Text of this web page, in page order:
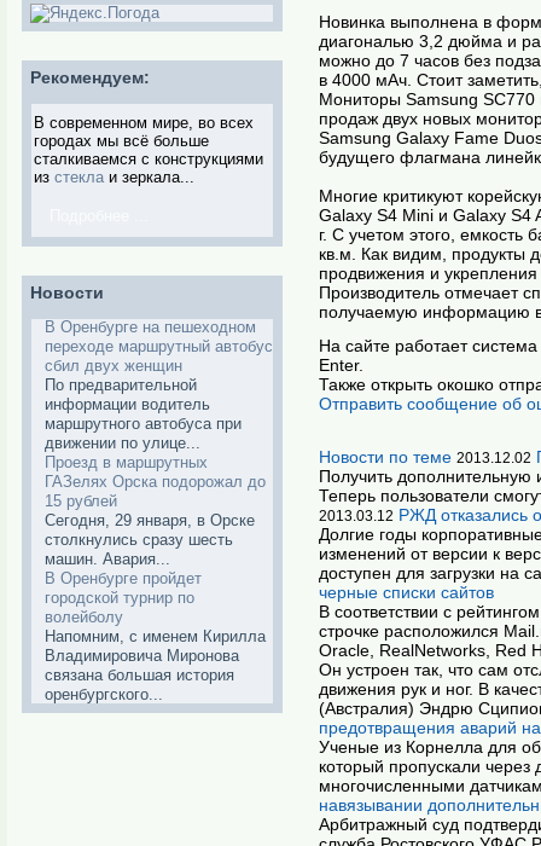
Рекомендуем:
В современном мире, во всех
городах мы всё больше
сталкиваемся с конструкциями
из стекла и зеркала...
Новости
В Оренбурге на пешеходном
переходе маршрутный автобус
сбил двух женщин
По предварительной
информации водитель
маршрутного автобуса при
движении по улице...
Проезд в маршрутных
ГАЗелях Орска подорожал до
15 рублей
Сегодня, 29 января, в Орске
столкнулись сразу шесть
машин. Авария...
В Оренбурге пройдет
городской турнир по
волейболу
Напомним, с именем Кирилла
Владимировича Миронова
связана большая история
оренбургского...
Новинка выполнена в
диагональю 3,2 дюйма и
можно до 7 часов без
в 4000 мАч. Стоит
Мониторы Samsung SC770
продаж двух новых
Samsung Galaxy Fame
будущего флагмана
Многие критикуют
Galaxy S4 Mini и Galaxy S4
г. С учетом этого,
кв.м. Как видим, продукты
продвижения и
Производитель отмечает
получаемую информацию
На сайте работает
Enter.
Также открыть окошко
Отправить сообщение об
Новости по теме 2013.12.02
Получить
Теперь пользователи
2013.03.12 РЖД отказались
Долгие годы
изменений от версии к
доступен для загрузки на
черные списки сайтов
В соответствии с
строчке расположился
Oracle, RealNetworks, Red
Он устроен так, что сам
движения рук и ног. В
(Австралия) Эндрю
предотвращения аварий
Ученые из Корнелла для
который пропускали
многочисленными
навязывании
Арбитражный суд